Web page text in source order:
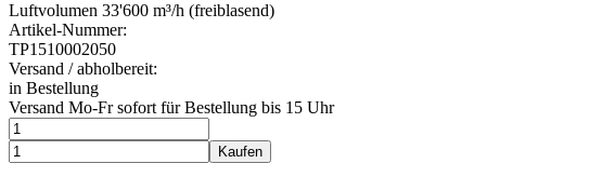
Luftvolumen 33'600 m³/h (freiblasend)
Artikel-Nummer:
TP1510002050
Versand / abholbereit:
in Bestellung
Versand Mo-Fr sofort für Bestellung bis 15 Uhr